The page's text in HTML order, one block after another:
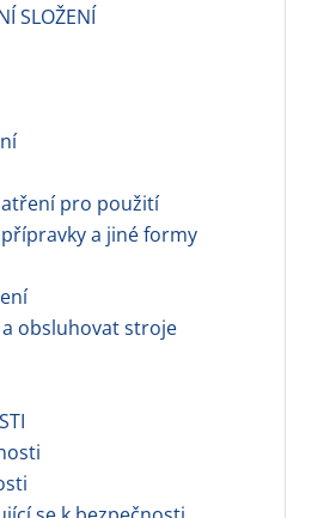
SLOŽENÍ
pro použití
a jiné formy
obsluhovat stroje